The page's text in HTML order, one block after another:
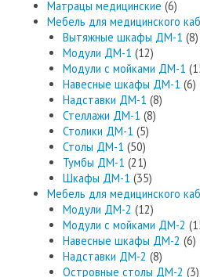
Матрацы медицинские (6)
Мебель для медицинского
Вытяжные шкафы ДМ-1 (8)
Модули ДМ-1 (12)
Модули с мойками ДМ-1
Навесные шкафы ДМ-1 (6)
Надставки ДМ-1 (8)
Стеллажи ДМ-1 (8)
Столики ДМ-1 (5)
Столы ДМ-1 (50)
Тумбы ДМ-1 (21)
Шкафы ДМ-1 (35)
Мебель для медицинского
Модули ДМ-2 (12)
Модули с мойками ДМ-2
Навесные шкафы ДМ-2 (6)
Надставки ДМ-2 (8)
Островные столы ДМ-2 (3)